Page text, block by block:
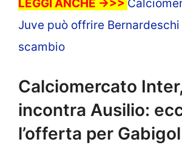
LEGGI ANCHE ->>>
Juve può offrire Bernardeschi
scambio
Calciomercato
incontra Ausilio:
l’offerta per Gabigol